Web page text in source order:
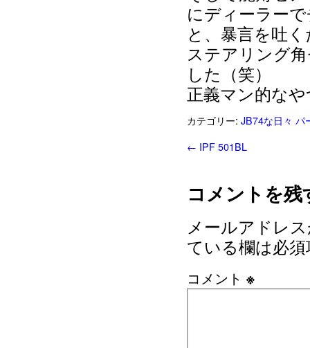
にディーラー
と、暴言を吐
ステアリング
した（笑）
正義マン的な
カテゴリー: JB74な日々 パ
← IPF 501BL
コメントを残
メールアドレ
ている欄は必
コメント ※